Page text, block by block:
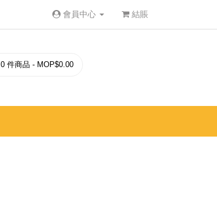
會員中心 結賬
0 件商品 - MOP$0.00